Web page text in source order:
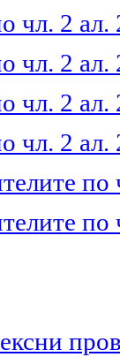
чл. 2 ал.
чл. 2 ал.
чл. 2 ал.
чл. 2 ал.
по
по